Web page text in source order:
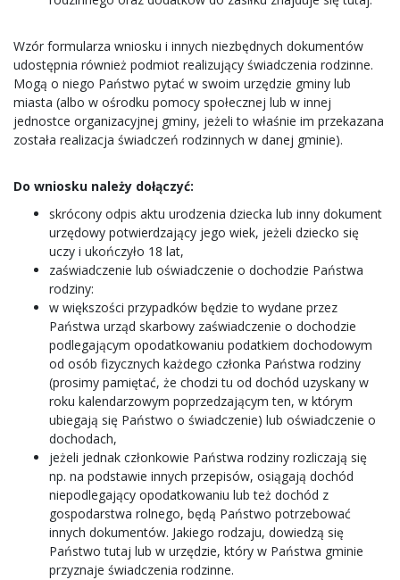
Wzór formularza wniosku i innych niezbędnych dokumentów
udostępnia również podmiot realizujący świadczenia rodzinne.
Mogą o niego Państwo pytać w swoim urzędzie gminy lub
miasta (albo w ośrodku pomocy społecznej lub w innej
jednostce organizacyjnej gminy, jeżeli to właśnie im przekazana
została realizacja świadczeń rodzinnych w danej gminie).
Do wniosku należy dołączyć:
skrócony odpis aktu urodzenia dziecka lub inny dokument
urzędowy potwierdzający jego wiek, jeżeli dziecko się
uczy i ukończyło 18 lat,
zaświadczenie lub oświadczenie o dochodzie Państwa
rodziny:
w większości przypadków będzie to wydane przez
Państwa urząd skarbowy zaświadczenie o dochodzie
podlegającym opodatkowaniu podatkiem dochodowym
od osób fizycznych każdego członka Państwa rodziny
(prosimy pamiętać, że chodzi tu od dochód uzyskany w
roku kalendarzowym poprzedzającym ten, w którym
ubiegają się Państwo o świadczenie) lub oświadczenie o
dochodach,
jeżeli jednak członkowie Państwa rodziny rozliczają się
np. na podstawie innych przepisów, osiągają dochód
niepodlegający opodatkowaniu lub też dochód z
gospodarstwa rolnego, będą Państwo potrzebować
innych dokumentów. Jakiego rodzaju, dowiedzą się
Państwo tutaj lub w urzędzie, który w Państwa gminie
przyznaje świadczenia rodzinne.